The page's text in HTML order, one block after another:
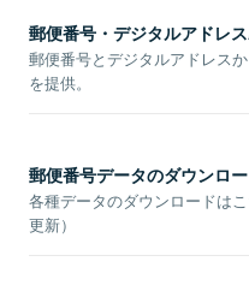
郵便番号・デジタルアドレ
郵便番号とデジタルアドレス
を提供。
郵便番号データのダウンロ
各種データのダウンロードは
更新）